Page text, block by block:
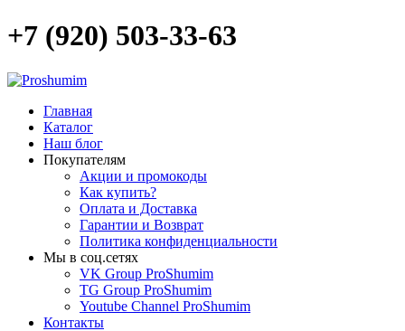
+7 (920) 503-33-63
Главная
Каталог
Наш блог
Покупателям
Акции и промокоды
Как купить?
Оплата и Доставка
Гарантии и Возврат
Политика конфиденциальности
Мы в соц.сетях
VK Group ProShumim
TG Group ProShumim
Youtube Channel ProShumim
Контакты